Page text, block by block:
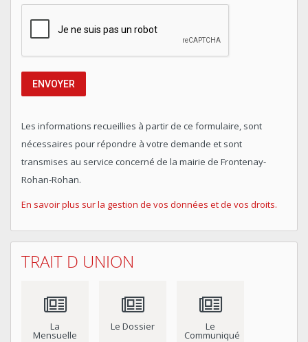
ENVOYER
Les informations recueillies à partir de ce formulaire, sont
nécessaires pour répondre à votre demande et sont
transmises au service concerné de la mairie de Frontenay-
Rohan-Rohan.
En savoir plus sur la gestion de vos données et de vos droits.
TRAIT D UNION
La
Mensuelle
Le Dossier Le
Communiqué